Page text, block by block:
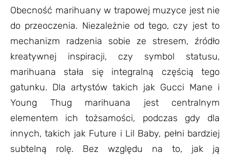
Obecność marihuany w trapowej muzyce jest nie
do przeoczenia. Niezależnie od tego, czy jest to
mechanizm radzenia sobie ze stresem, źródło
kreatywnej inspiracji, czy symbol statusu,
marihuana stała się integralną częścią tego
gatunku. Dla artystów takich jak Gucci Mane i
Young Thug marihuana jest centralnym
elementem ich tożsamości, podczas gdy dla
innych, takich jak Future i Lil Baby, pełni bardziej
subtelną rolę. Bez względu na to, jak ją